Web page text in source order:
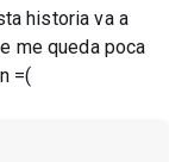
historia va a
me queda poca
=(